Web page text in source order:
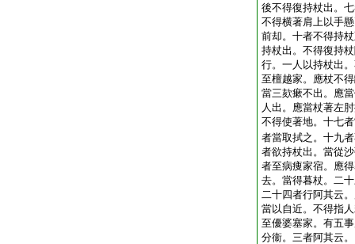
後不得復持杖出。
不得横著肩上以手
前却。十者不得持
持杖出。不得復持
行。一人以持杖出
至檀越家。應杖不
當三欬瘶不出。應
人出。應當杖著左
不得使著地。十七
者當取拭之。十九
者欲持杖出。當從
者至病痩家宿。應
去。當得暮杖。二
二十四者行阿其云
當以自近。不得指
至優婆塞家。有五
分衞。三者阿其云